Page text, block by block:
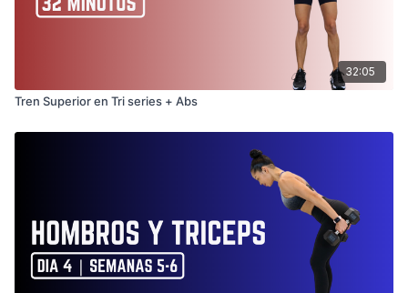
32:05
Tren Superior en Tri series + Abs